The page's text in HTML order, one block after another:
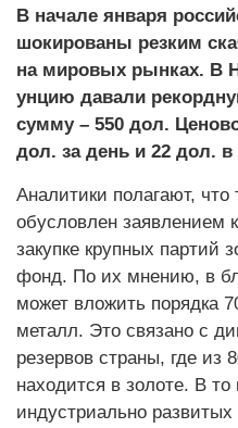
В начале января
шокированы резким
на мировых рынках. В
унцию давали
сумму – 550 дол.
дол. за день и 22 дол.
Аналитики полагают,
обусловлен заявлением
закупке крупных партий
фонд. По их мнению, в
может вложить порядка
металл. Это связано с
резервов страны, где из
находится в золоте. В то
индустриально развитых